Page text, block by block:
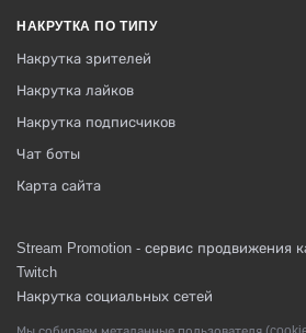
НАКРУТКА ПО ТИПУ
Накрутка зрителей
Накрутка лайков
Накрутка подписчиков
Чат боты
Карта сайта
Stream Promotion - сервис продвижения
Twitch
Накрутка социальных сетей
Мы собираем метаданные пользователя